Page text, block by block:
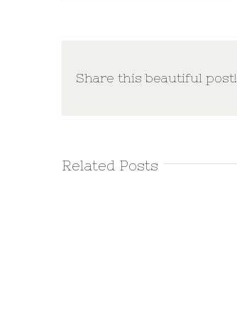
Share this beautiful post!
Related Posts